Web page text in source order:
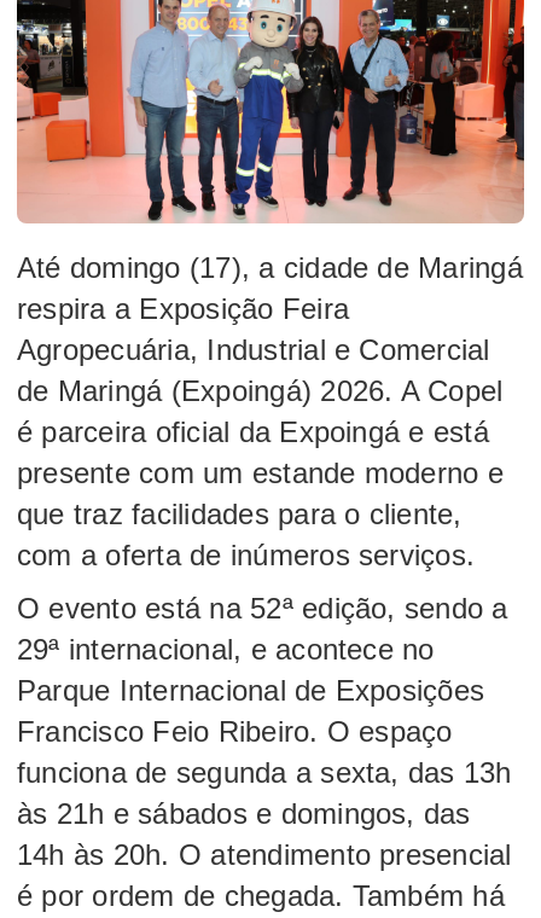
Até domingo (17), a cidade de Maringá
respira a Exposição Feira
Agropecuária, Industrial e Comercial
de Maringá (Expoingá) 2026. A Copel
é parceira oficial da Expoingá e está
presente com um estande moderno e
que traz facilidades para o cliente,
com a oferta de inúmeros serviços.
O evento está na 52ª edição, sendo a
29ª internacional, e acontece no
Parque Internacional de Exposições
Francisco Feio Ribeiro. O espaço
funciona de segunda a sexta, das 13h
às 21h e sábados e domingos, das
14h às 20h. O atendimento presencial
é por ordem de chegada. Também há